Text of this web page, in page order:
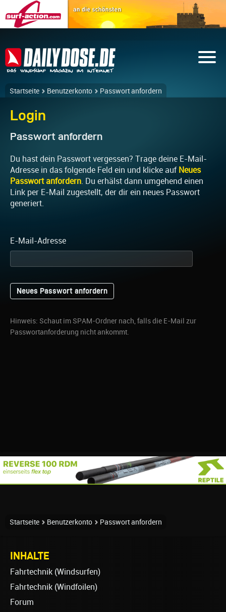
Startseite Benutzerkonto Passwort anfordern
Login
Passwort anfordern
Du hast dein Passwort vergessen? Trage deine E-Mail-
Adresse in das folgende Feld ein und klicke auf Neues
Passwort anfordern. Du erhälst dann umgehend einen
Link per E-Mail zugestellt, der dir ein neues Passwort
generiert.
E-Mail-Adresse
Hinweis: Schaut im SPAM-Ordner nach, falls die E-Mail zur
Passwortanforderung nicht ankommt.
Startseite Benutzerkonto Passwort anfordern
INHALTE
Fahrtechnik (Windsurfen)
Fahrtechnik (Windfoilen)
Forum